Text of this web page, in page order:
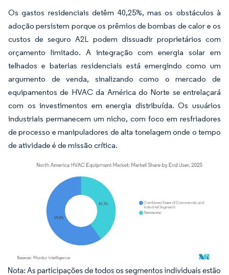
Os gastos residenciais detêm 40,25%, mas os obstáculos à
adoção persistem porque os prêmios de bombas de calor e os
custos de seguro A2L podem dissuadir proprietários com
orçamento limitado. A integração com energia solar em
telhados e baterias residenciais está emergindo como um
argumento de venda, sinalizando como o mercado de
equipamentos de HVAC da América do Norte se entrelaçará
com os investimentos em energia distribuída. Os usuários
industriais permanecem um nicho, com foco em resfriadores
de processo e manipuladores de alta tonelagem onde o tempo
de atividade é de missão crítica.